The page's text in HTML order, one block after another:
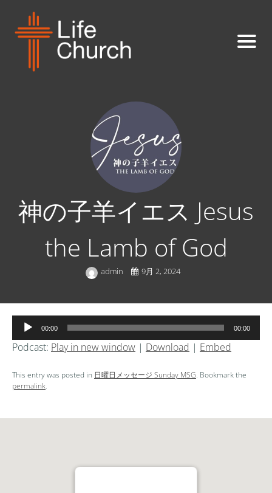
神の子羊イエス Jesus
the Lamb of God
admin 9月 2, 2024
声
プ
ー
00:00 00:00
Podcast: Play in new window | Download | Embed
This entry was posted in 日曜日メッセージ Sunday MSG. Bookmark the
permalink.